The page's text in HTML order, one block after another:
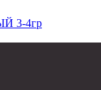
3-4гр